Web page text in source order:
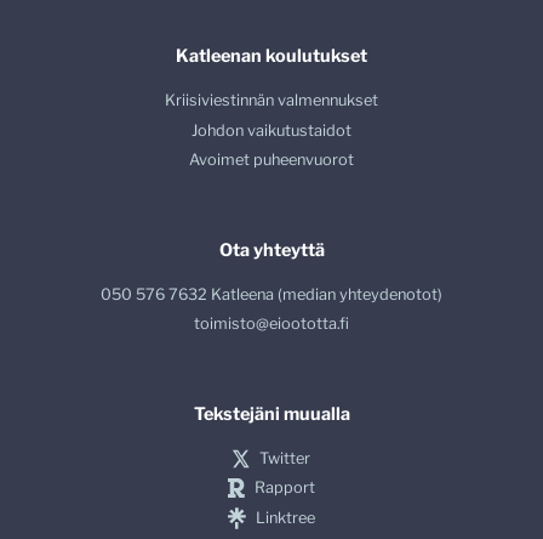
Katleenan koulutukset
Kriisiviestinnän valmennukset
Johdon vaikutustaidot
Avoimet puheenvuorot
Ota yhteyttä
050 576 7632 Katleena (median yhteydenotot)
toimisto@eioototta.fi
Tekstejäni muualla
Twitter
Rapport
Linktree